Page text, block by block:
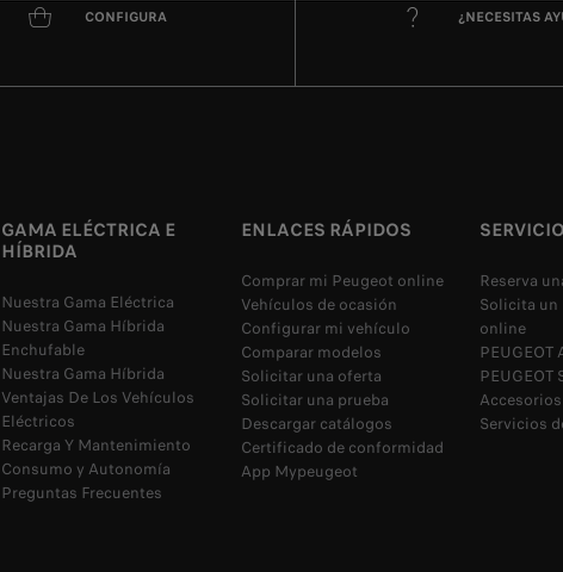
CONFIGURA ¿NECESITAS
GAMA ELÉCTRICA E
HÍBRIDA
Nuestra Gama Eléctrica
Nuestra Gama Híbrida
Enchufable
Nuestra Gama Híbrida
Ventajas De Los Vehículos
Eléctricos
Recarga Y Mantenimiento
Consumo y Autonomía
Preguntas Frecuentes
ENLACES RÁPIDOS
Comprar mi Peugeot online
Vehículos de ocasión
Configurar mi vehículo
Comparar modelos
Solicitar una oferta
Solicitar una prueba
Descargar catálogos
Certificado de conformidad
App Mypeugeot
Reserva
Solicita
online
PEUGEOT
Accesorios
Servicios